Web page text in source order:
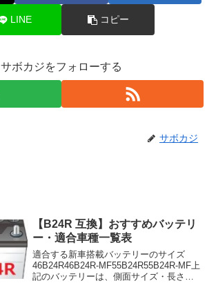
LINE コピー
サボカジをフォローする
サボカジ
【B24R 互換】おすすめバッテリ
ー・適合車種一覧表
適合する新車搭載バッテリーのサイズ
46B24R46B24R-MF55B24R55B24R-MF上
記のバッテリーは、側面サイズ・長さ・